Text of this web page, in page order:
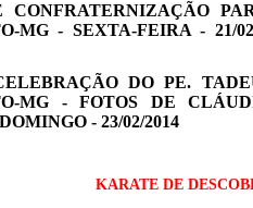
CONFRATERNIZAÇÃO
MG - SEXTA-FEIRA - 21/
DO PE.
MG - FOTOS DE
- 23/02/2014
KARATE DE